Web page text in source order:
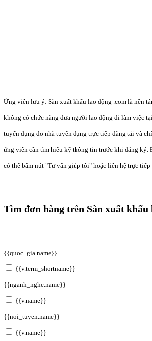
Ứng viên lưu ý: Sàn xuất khẩu lao động .com là nền
không có chức năng đưa người lao động đi làm việc
tuyển dụng do nhà tuyển dụng trực tiếp đăng tải và
ứng viên cần tìm hiểu kỹ thông tin trước khi đăng ký.
có thể bấm nút "Tư vấn giúp tôi" hoặc liên hệ trực
Tìm đơn hàng trên Sàn xuất khẩu
{{quoc_gia.name}}
{{v.term_shortname}}
{{nganh_nghe.name}}
{{v.name}}
{{noi_tuyen.name}}
{{v.name}}